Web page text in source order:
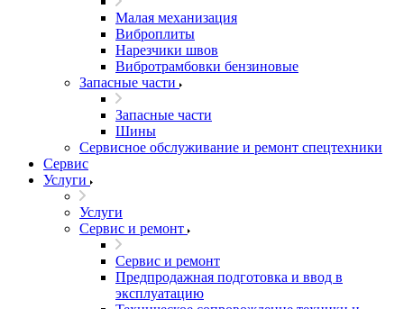
Малая механизация
Виброплиты
Нарезчики швов
Вибротрамбовки бензиновые
Запасные части
Запасные части
Шины
Сервисное обслуживание и ремонт спецтехники
Сервис
Услуги
Услуги
Сервис и ремонт
Сервис и ремонт
Предпродажная подготовка и ввод в
эксплуатацию